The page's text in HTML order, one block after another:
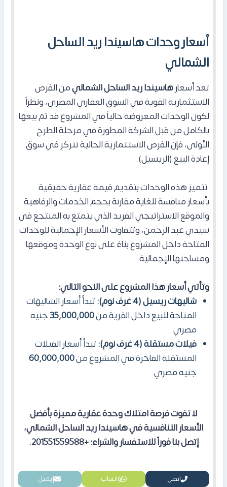
أسعار وحدات هاسيندا ريد الساحل
الشمالي
تعد أسعارهاسيندا ريد الساحل الشماليمن الفرص
الاستثمارية القوية في السوق العقاري المصري، ونظراً
لكون الوحدات المعروضة حالياً في المشروع قد تم بيعها
بالكامل من قبل الشركة المطورة في مرحلة الطرح
الأولى، فإن الفرص الاستثمارية الحالية تتركز في سوق
إعادة البيع (الريسيل).
تتميز هذه الوحدات بتقديم قيمة عقارية حقيقية
بأسعار منافسة للغاية مقارنة بحجم الخدمات والرفاهية
والموقع الاستراتيجي الفريد الذي يتمتع به المنتجع في
سيدي عبد الرحمن، وتتفاوت الأسعار الإجمالية للوحدات
المتاحة داخل المشروع بناءً على نوع الوحدة وموقعها
ومساحتها الإجمالية.
وتأتي أسعار هذا المشروع على النحو التالي:
شاليهات ريسيل (4 غرف نوم):
تبدأ أسعار الشاليهات
المتاحة للبيع داخل القرية من35,000,000جنيه
مصري.
فيلات مستقلة (4 غرف نوم):
تبدأ أسعار الفيلات
المستقلة الفاخرة في المشروع من60,000,000
جنيه مصري.
لا تفوت فرصة امتلاك وحدة عقارية مميزة بأفضل
الأسعار التنافسية في هاسيندا ريد الساحل الشمالي،
إتصل بنا فوراً للاستفسار والشراء: +201551559588.
اتصل واتساب إيميل